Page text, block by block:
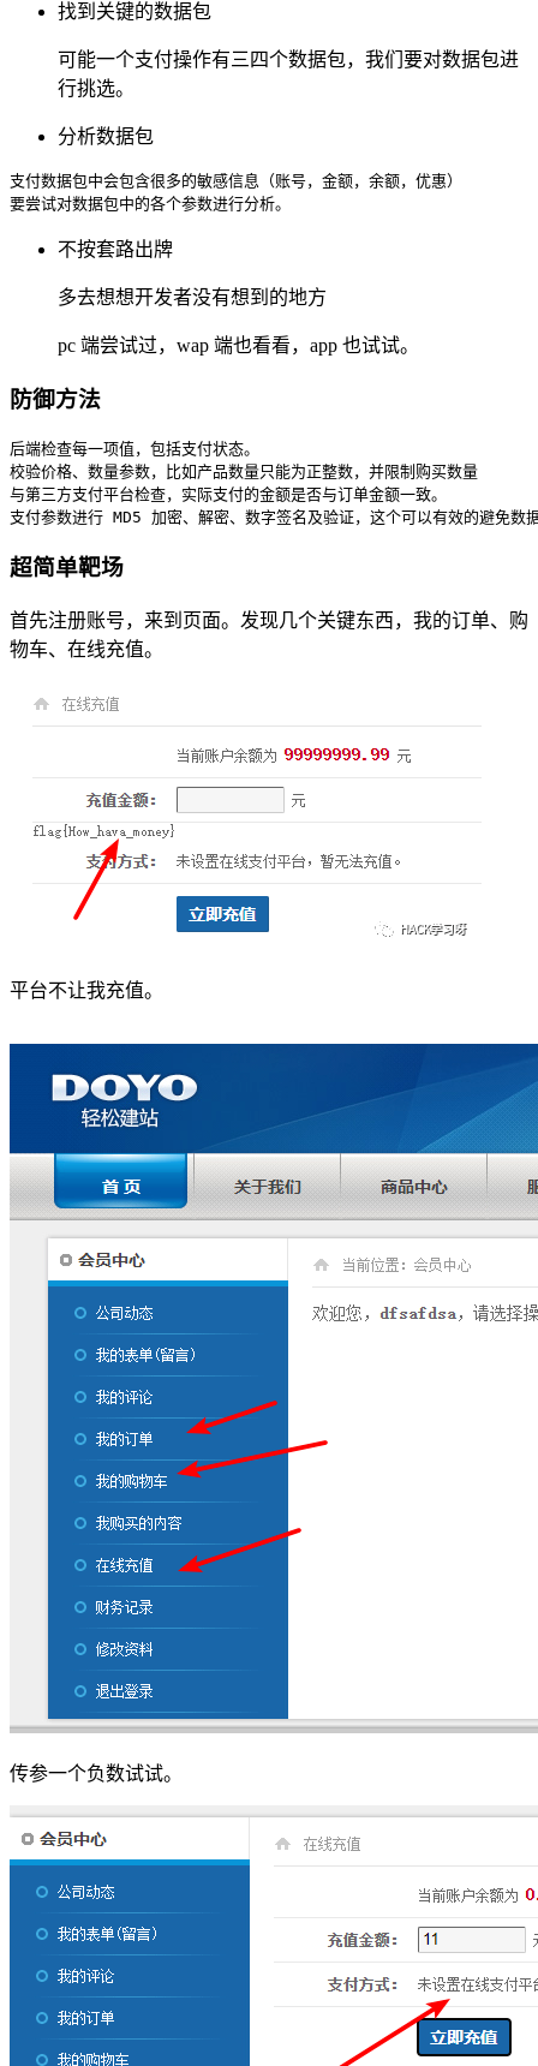
找到关键的数据包
可能一个支付操作有三四个数据包，我们要对数据包进
行挑选。
分析数据包
支付数据包中会包含很多的敏感信息（账号，金额，余额，优惠）
要尝试对数据包中的各个参数进行分析。
不按套路出牌
多去想想开发者没有想到的地方
pc 端尝试过，wap 端也看看，app 也试试。
防御方法
后端检查每一项值，包括支付状态。
校验价格、数量参数，比如产品数量只能为正整数，并限制购买数量
与第三方支付平台检查，实际支付的金额是否与订单金额一致。
支付参数进行 MD5 加密、解密、数字签名及验证，这个可以有效的避免数
超简单靶场
首先注册账号，来到页面。发现几个关键东西，我的订单、购
物车、在线充值。
平台不让我充值。
传参一个负数试试。